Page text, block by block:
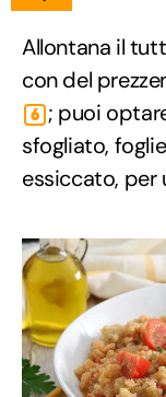
Allontana il
con del
6 ; puoi
sfogliato,
essiccato, per